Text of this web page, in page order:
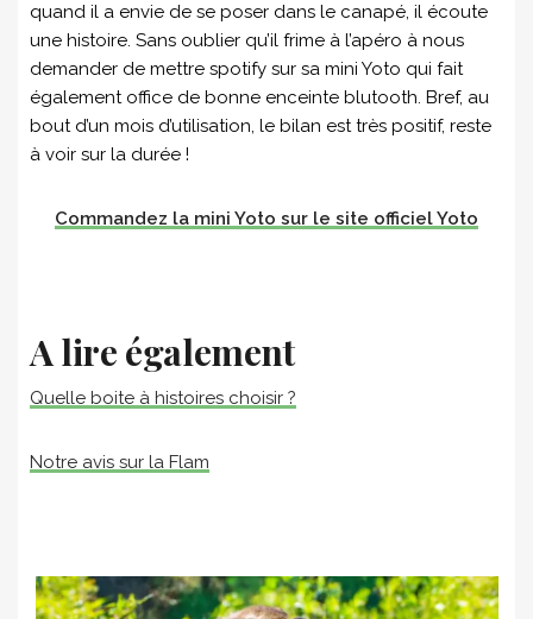
quand il a envie de se poser dans le canapé, il écoute
une histoire. Sans oublier qu’il frime à l’apéro à nous
demander de mettre spotify sur sa mini Yoto qui fait
également office de bonne enceinte blutooth. Bref, au
bout d’un mois d’utilisation, le bilan est très positif, reste
à voir sur la durée !
Commandez la mini Yoto sur le site officiel Yoto
A lire également
Quelle boite à histoires choisir ?
Notre avis sur la Flam